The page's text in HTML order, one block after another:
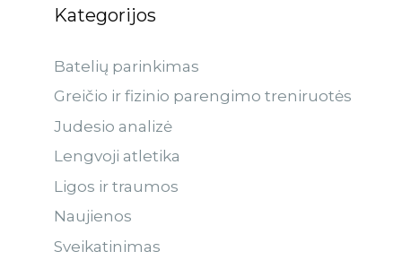
Kategorijos
Batelių parinkimas
Greičio ir fizinio parengimo treniruotės
Judesio analizė
Lengvoji atletika
Ligos ir traumos
Naujienos
Sveikatinimas